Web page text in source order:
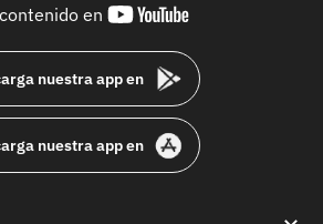
en
youtube-
nuestra app en
nuestra app en